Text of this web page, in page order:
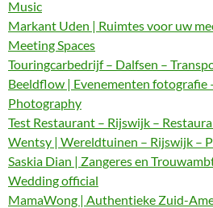
Music
Markant Uden | Ruimtes voor uw
Meeting Spaces
Touringcarbedrijf – Dalfsen –
Beeldflow | Evenementen fotografie
Photography
Test Restaurant – Rijswijk –
Wentsy | Wereldtuinen – Rijswijk –
Saskia Dian | Zangeres en
Wedding official
MamaWong | Authentieke Zuid-